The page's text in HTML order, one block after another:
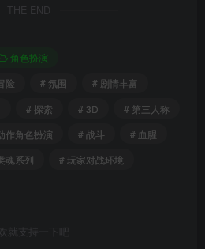
THE END
角色扮演
险 # 氛围
# 剧情丰富
# 探索 # 3D
# 第三人称
作角色扮演 # 战斗
# 血腥
魂系列
# 玩家对战环境
欢就支持一下吧